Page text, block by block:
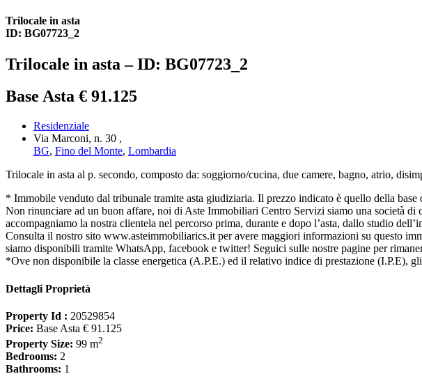
Trilocale in asta
ID: BG07723_2
Trilocale in asta – ID: BG07723_2
Base Asta € 91.125
Residenziale
Via Marconi, n. 30 ,
BG, Fino del Monte, Lombardia
Trilocale in asta al p. secondo, composto da: soggiorno/cucina, due camere, bagno, atrio,
* Immobile venduto dal tribunale tramite asta giudiziaria. Il prezzo indicato è quello della
Non rinunciare ad un buon affare, noi di Aste Immobiliari Centro Servizi siamo una società di
accompagniamo la nostra clientela nel percorso prima, durante e dopo l’asta, dallo studio
Consulta il nostro sito www.asteimmobiliarics.it per avere maggiori informazioni su questo
siamo disponibili tramite WhatsApp, facebook e twitter! Seguici sulle nostre pagine per
*Ove non disponibile la classe energetica (A.P.E.) ed il relativo indice di prestazione (I.P.E),
Dettagli Proprietà
Property Id : 20529854
Price: Base Asta € 91.125
Property Size: 99 m2
Bedrooms: 2
Bathrooms: 1